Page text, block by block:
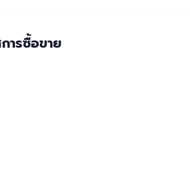
ารซื้อขาย